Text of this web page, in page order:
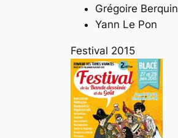
Grégoire Berquin
Yann Le Pon
Festival 2015